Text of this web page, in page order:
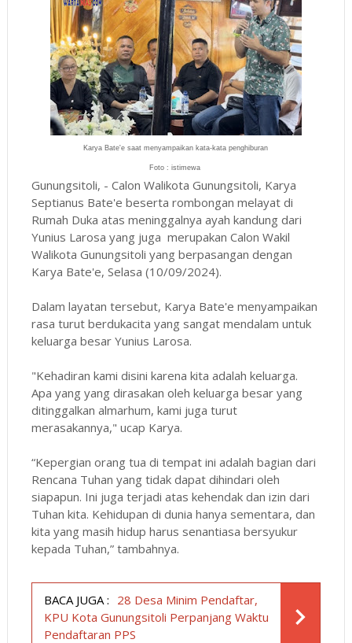
Karya Bate'e saat menyampaikan kata-kata penghiburan
Foto : istimewa
Gunungsitoli, - Calon Walikota Gunungsitoli, Karya
Septianus Bate'e beserta rombongan melayat di
Rumah Duka atas meninggalnya ayah kandung dari
Yunius Larosa yang juga merupakan Calon Wakil
Walikota Gunungsitoli yang berpasangan dengan
Karya Bate'e, Selasa (10/09/2024).
Dalam layatan tersebut, Karya Bate'e menyampaikan
rasa turut berdukacita yang sangat mendalam untuk
keluarga besar Yunius Larosa.
"Kehadiran kami disini karena kita adalah keluarga.
Apa yang yang dirasakan oleh keluarga besar yang
ditinggalkan almarhum, kami juga turut
merasakannya," ucap Karya.
“Kepergian orang tua di tempat ini adalah bagian dari
Rencana Tuhan yang tidak dapat dihindari oleh
siapapun. Ini juga terjadi atas kehendak dan izin dari
Tuhan kita. Kehidupan di dunia hanya sementara, dan
kita yang masih hidup harus senantiasa bersyukur
kepada Tuhan,” tambahnya.
BACA JUGA : 28 Desa Minim Pendaftar,
KPU Kota Gunungsitoli Perpanjang Waktu
Pendaftaran PPS